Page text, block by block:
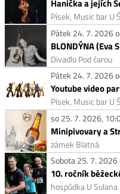
Hanička a jejích
Písek, Music bar U
Pátek 24. 7. 2026
BLONDÝNA (Eva
Divadlo Pod čarou
Pátek 24. 7. 2026
Youtube video
Písek, Music bar U
so 25. 7. 2026,
Minipivovary a
zámek Blatná
Sobota 25. 7.
hospůdka U Sulana